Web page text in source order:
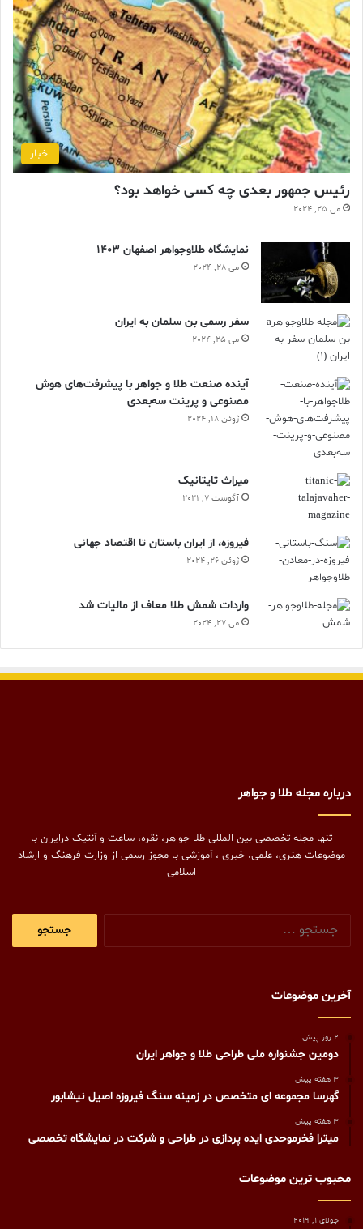
اخبار
رئیس جمهور بعدی چه کسی خواهد بود؟
می 25, 2024
نمایشگاه طلاوجواهر اصفهان 1403
می 28, 2024
سفر رسمی بن سلمان به ایران
می 25, 2024
آینده صنعت طلا و جواهر با پیشرفت‌های هوش
مصنوعی و پرینت سه‌بعدی
ژوئن 18, 2024
ميراث تايتانيک
آگوست 7, 2021
فیروزه، از ایران باستان تا اقتصاد جهانی
ژوئن 26, 2024
واردات شمش طلا معاف از مالیات شد
می 27, 2024
درباره مجله طلا و جواهر
تنها مجله تخصصی بین المللی طلا جواهر، نقره، ساعت و آنتیک درایران با
موضوعات هنری، علمی، خبری ، آموزشی با مجوز رسمی از وزارت فرهنگ و ارشاد
اسلامی
آخرین موضوعات
2 روز پیش
دومین جشنواره ملی طراحی طلا و جواهر ایران
3 هفته پیش
گهرسا مجموعه ای متخصص در زمینه سنگ فیروزه اصیل نیشابور
3 هفته پیش
میترا فخرموحدی ایده پردازی در طراحی و شرکت در نمایشگاه تخصصی
محبوب ترین موضوعات
جولای 1, 2019